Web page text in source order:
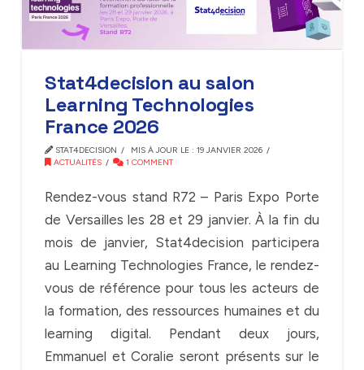
Stat4decision au salon
Learning Technologies
France 2026
STAT4DECISION
MIS À JOUR LE : 19 JANVIER 2026
ACTUALITÉS
1 COMMENT
Rendez-vous stand R72 – Paris Expo Porte
de Versailles les 28 et 29 janvier. À la fin du
mois de janvier, Stat4decision participera
au Learning Technologies France, le rendez-
vous de référence pour tous les acteurs de
la formation, des ressources humaines et du
learning digital. Pendant deux jours,
Emmanuel et Coralie seront présents sur le